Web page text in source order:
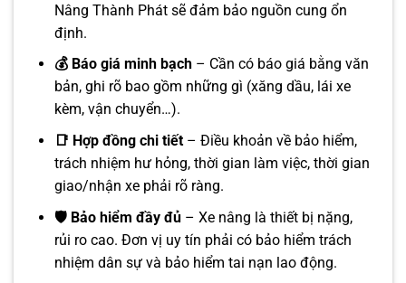
Nâng Thành Phát sẽ đảm bảo nguồn cung ổn
định.
💰 Báo giá minh bạch– Cần có báo giá bằng văn
bản, ghi rõ bao gồm những gì (xăng dầu, lái xe
kèm, vận chuyển…).
📑 Hợp đồng chi tiết– Điều khoản về bảo hiểm,
trách nhiệm hư hỏng, thời gian làm việc, thời gian
giao/nhận xe phải rõ ràng.
🛡️ Bảo hiểm đầy đủ– Xe nâng là thiết bị nặng,
rủi ro cao. Đơn vị uy tín phải có bảo hiểm trách
nhiệm dân sự và bảo hiểm tai nạn lao động.